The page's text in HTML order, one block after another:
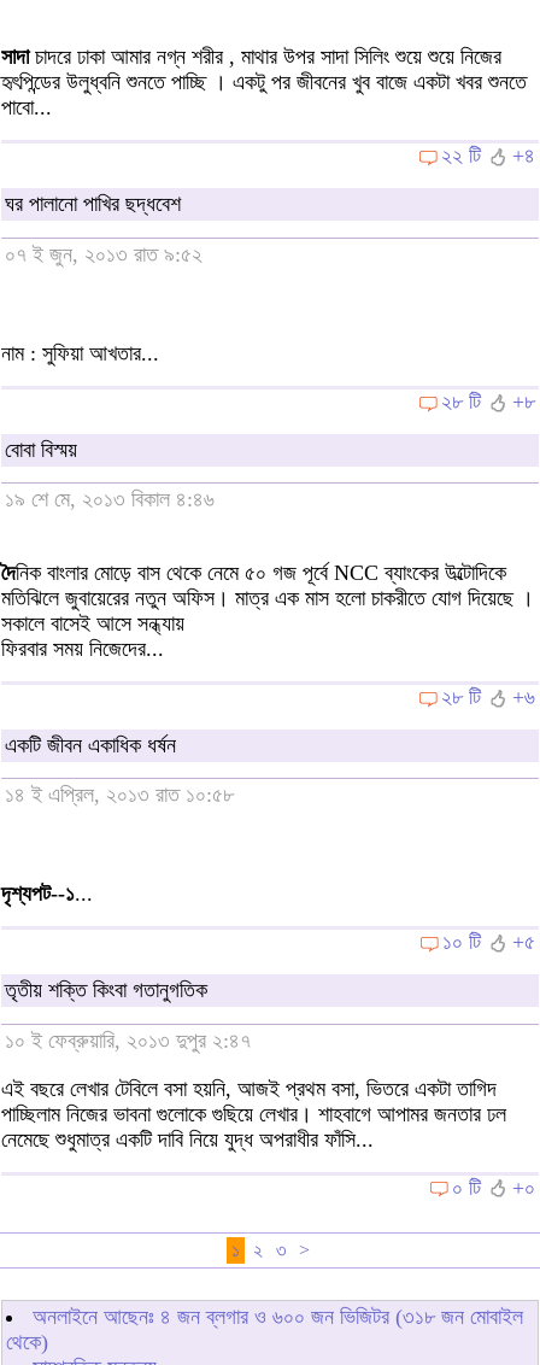
সাদাচাদরে ঢাকা আমার নগ্ন শরীর , মাথার উপর সাদা সিলিং শুয়ে শুয়ে নিজের
হৃৎপিন্ডের উলুধ্বনি শুনতে পাচ্ছি । একটু পর জীবনের খুব বাজে একটা খবর শুনতে
পাবো...
২২ টি
+৪
ঘর পালানো পাখির ছদ্ধবেশ
০৭ ই জুন, ২০১৩ রাত ৯:৫২
নাম : সুফিয়া আখতার...
২৮ টি
+৮
বোবা বিস্ময়
১৯ শে মে, ২০১৩ বিকাল ৪:৪৬
দৈনিক বাংলার মোড়ে বাস থেকে নেমে ৫০ গজ পূর্বে NCC ব্যাংকের উল্টোদিকে
মতিঝিলে জুবায়েরের নতুন অফিস। মাত্র এক মাস হলো চাকরীতে যোগ দিয়েছে ।
সকালে বাসেই আসে সন্ধ্যায়
ফিরবার সময় নিজেদের...
২৮ টি
+৬
একটি জীবন একাধিক ধর্ষন
১৪ ই এপ্রিল, ২০১৩ রাত ১০:৫৮
দৃশ্যপট--১...
১০ টি
+৫
তৃতীয় শক্তি কিংবা গতানুগতিক
১০ ই ফেব্রুয়ারি, ২০১৩ দুপুর ২:৪৭
এই বছরে লেখার টেবিলে বসা হয়নি, আজই প্রথম বসা, ভিতরে একটা তাগিদ
পাচ্ছিলাম নিজের ভাবনা গুলোকে গুছিয়ে লেখার। শাহবাগে আপামর জনতার ঢল
নেমেছে শুধুমাত্র একটি দাবি নিয়ে যুদ্ধ অপরাধীর ফাঁসি...
০ টি
+০
১ ২ ৩ >
অনলাইনে আছেনঃ ৪ জন ব্লগার ও ৬০০ জন ভিজিটর (৩১৮ জন মোবাইল
থেকে)